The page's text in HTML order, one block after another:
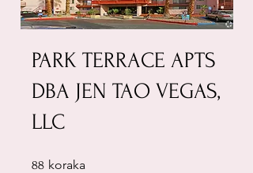
PARK TERRACE APTS
DBA JEN TAO VEGAS,
LLC
88 koraka